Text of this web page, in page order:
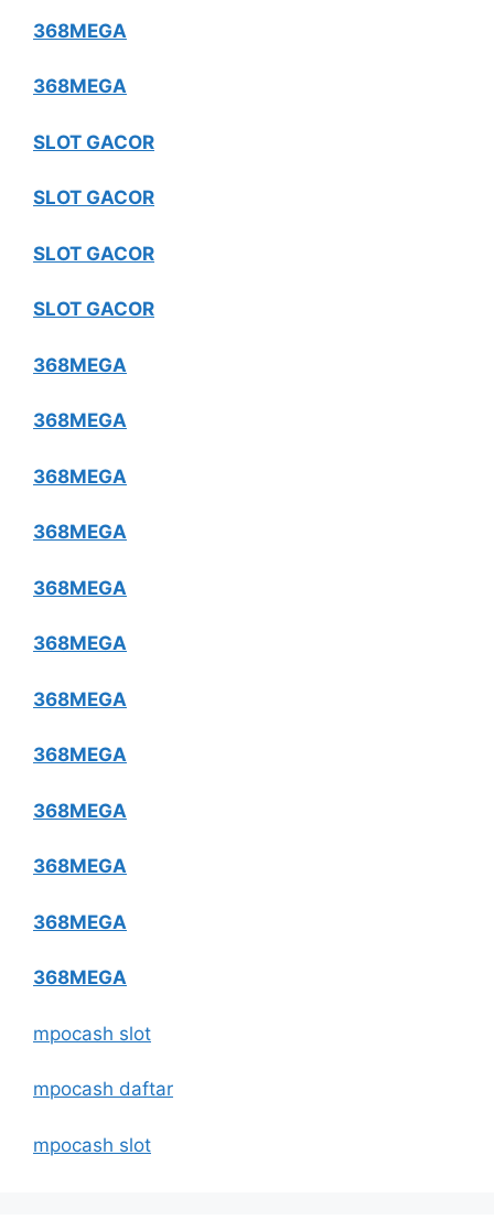
368MEGA
368MEGA
SLOT GACOR
SLOT GACOR
SLOT GACOR
SLOT GACOR
368MEGA
368MEGA
368MEGA
368MEGA
368MEGA
368MEGA
368MEGA
368MEGA
368MEGA
368MEGA
368MEGA
368MEGA
mpocash slot
mpocash daftar
mpocash slot